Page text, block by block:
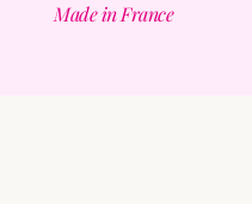
Made in France